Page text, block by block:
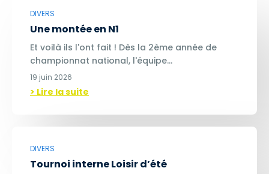
DIVERS
Une montée en N1
Et voilà ils l'ont fait ! Dès la 2ème année de
championnat national, l'équipe…
19 juin 2026
> Lire la suite
DIVERS
Tournoi interne Loisir d’été